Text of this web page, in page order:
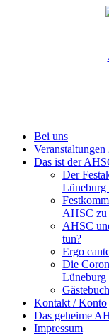
Bei uns
Veranstaltungen
Das ist der
Der
Lüneburg
AHSC zu
AHSC
tun?
Ergo
Die
Lüneburg
Kontakt / Konto
Das geheime
Impressum